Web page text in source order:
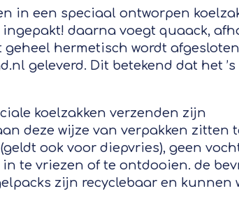
in een speciaal ontworpen
daarna voegt quaack,
hermetisch wordt
geleverd. Dit betekend dat het ’s
koelzakken verzenden zijn
deze wijze van verpakken zitten
ook voor diepvries), geen
te vriezen of te ontdooien. de
zijn recyclebaar en kunnen